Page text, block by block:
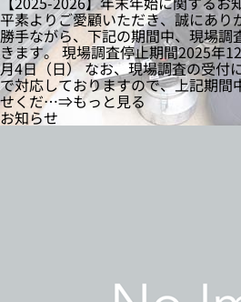
平素よりご愛顧いただき、誠にあり
勝手ながら、下記の期間中、現場調
きます。 現場調査停止期間2025年
月4日（日） なお、現場調査の受付
で対応しておりますので、上記期間
せくだ…⇒もっと見る
お知らせ